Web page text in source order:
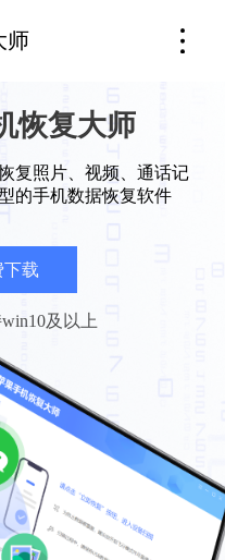
师
恢复大师
复照片、视频、通话记
的手机数据恢复软件
下载
及以上